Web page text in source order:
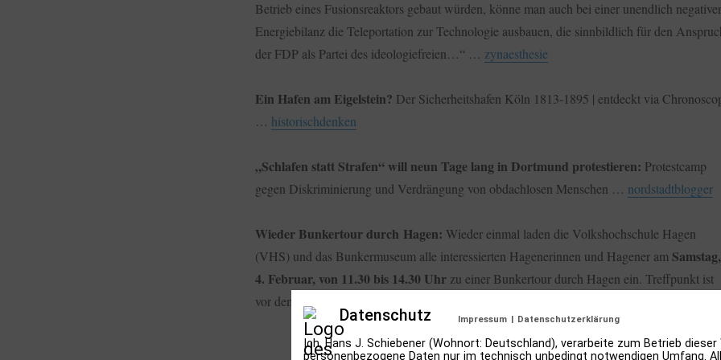
Betrieb eines Fusionsreaktors gebaut würden, könne man auch bei einer unendlich
Energiebilanz die Teleportation zur Technologie ausbauen, die sinnbildlich für den
der FDP als Partei des ideologiefreien…“ … zynaesthesie
Ein Hafen am Eigelstein? Der Sicherheitshafen Köln 1813-1895 | entdeckt via
… historischdenken
„Schlafen statt Strafen“ will neun Tage lang in Dortmund protestieren: Protestcamp
gegen Diskriminierung und Verdrängung von obdachlosen Menschen … nordstadtblogger
Wieder Bunkertour durch Hagen: Wieder einmal laden die Volkshochschule Hagen
(VHS) und das Bunkermuseum alle interessierten Hagenerinnen und Hagener am Samstag,
4. Februar, von 11.30 bis 14.30 Uhrzu einer Bunkertour durch Hagen ein. Treffpunkt ist
vor dem Bunkermuseum, Bergstraße 98, in dem die Führung beginnt …
Datenschutz Impressum | Datenschutzerklärung
Ich, Hans J. Schiebener (Wohnort: Deutschland), verarbeite zum Betrieb dieser
personenbezogene Daten nur im technisch unbedingt notwendigen Umfang.